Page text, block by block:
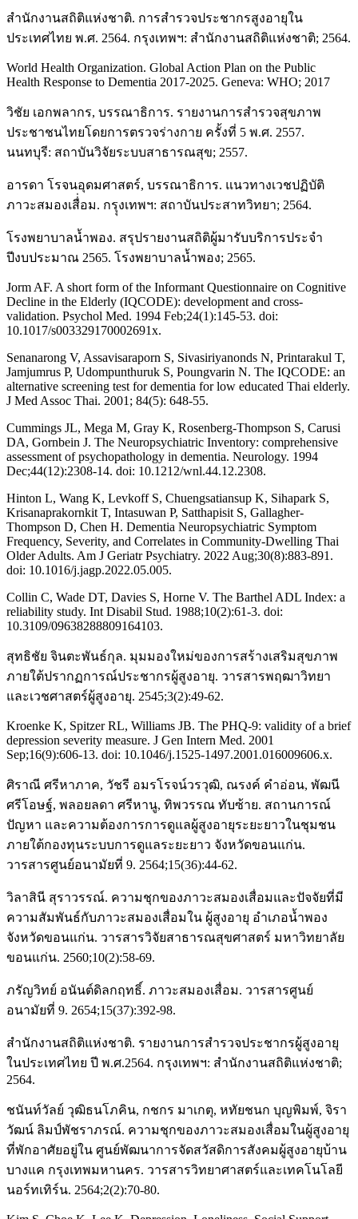
สำนักงานสถิติแห่งชาติ. การสำรวจประชากรสูงอายุใน
ประเทศไทย พ.ศ. 2564. กรุงเทพฯ: สำนักงานสถิติแห่งชาติ; 2564.
World Health Organization. Global Action Plan on the Public
Health Response to Dementia 2017-2025. Geneva: WHO; 2017
วิชัย เอกพลากร, บรรณาธิการ. รายงานการสำรวจสุขภาพ
ประชาชนไทยโดยการตรวจร่างกาย ครั้งที่ 5 พ.ศ. 2557.
นนทบุรี: สถาบันวิจัยระบบสาธารณสุข; 2557.
อารดา โรจนอุดมศาสตร์, บรรณาธิการ. แนวทางเวชปฏิบัติ
ภาวะสมองเสื่่อม. กรุุงเทพฯ: สถาบันประสาทวิทยา; 2564.
โรงพยาบาลน้ำพอง. สรุปรายงานสถิติผู้มารับบริการประจำ
ปีงบประมาณ 2565. โรงพยาบาลน้ำพอง; 2565.
Jorm AF. A short form of the Informant Questionnaire on Cognitive
Decline in the Elderly (IQCODE): development and cross-
validation. Psychol Med. 1994 Feb;24(1):145-53. doi:
10.1017/s003329170002691x.
Senanarong V, Assavisaraporn S, Sivasiriyanonds N, Printarakul T,
Jamjumrus P, Udompunthuruk S, Poungvarin N. The IQCODE: an
alternative screening test for dementia for low educated Thai elderly.
J Med Assoc Thai. 2001; 84(5): 648-55.
Cummings JL, Mega M, Gray K, Rosenberg-Thompson S, Carusi
DA, Gornbein J. The Neuropsychiatric Inventory: comprehensive
assessment of psychopathology in dementia. Neurology. 1994
Dec;44(12):2308-14. doi: 10.1212/wnl.44.12.2308.
Hinton L, Wang K, Levkoff S, Chuengsatiansup K, Sihapark S,
Krisanaprakornkit T, Intasuwan P, Satthapisit S, Gallagher-
Thompson D, Chen H. Dementia Neuropsychiatric Symptom
Frequency, Severity, and Correlates in Community-Dwelling Thai
Older Adults. Am J Geriatr Psychiatry. 2022 Aug;30(8):883-891.
doi: 10.1016/j.jagp.2022.05.005.
Collin C, Wade DT, Davies S, Horne V. The Barthel ADL Index: a
reliability study. Int Disabil Stud. 1988;10(2):61-3. doi:
10.3109/09638288809164103.
สุทธิชัย จินตะพันธ์กุล. มุมมองใหม่ของการสร้างเสริมสุขภาพ
ภายใต้ปรากฏการณ์ประชากรผู้สูงอายุ. วารสารพฤฒาวิทยา
และเวชศาสตร์ผู้สูงอายุ. 2545;3(2):49-62.
Kroenke K, Spitzer RL, Williams JB. The PHQ-9: validity of a brief
depression severity measure. J Gen Intern Med. 2001
Sep;16(9):606-13. doi: 10.1046/j.1525-1497.2001.016009606.x.
ศิราณี ศรีหาภาค, วัชรี อมรโรจน์วรวุฒิ, ณรงค์ คำอ่อน, พัฒนี
ศรีโอษฐ์, พลอยลดา ศรีหานู, ทิพวรรณ ทับซ้าย. สถานการณ์
ปัญหา และความต้องการการดูแลผู้สูงอายุระยะยาวในชุมชน
ภายใต้กองทุนระบบการดูแลระยะยาว จังหวัดขอนแก่น.
วารสารศูนย์อนามัยที่ 9. 2564;15(36):44-62.
วิลาสินี สุราวรรณ์. ความชุกของภาวะสมองเสื่อมและปัจจัยที่มี
ความสัมพันธ์กับภาวะสมองเสื่อมใน ผู้สูงอายุ อำเภอน้ำพอง
จังหวัดขอนแก่น. วารสารวิจัยสาธารณสุขศาสตร์ มหาวิทยาลัย
ขอนแก่น. 2560;10(2):58-69.
ภรัญวิทย์ อนันต์ดิลกฤทธิ์. ภาวะสมองเสื่อม. วารสารศูนย์
อนามัยที่ 9. 2654;15(37):392-98.
สำนักงานสถิติแห่งชาติ. รายงานการสำรวจประชากรผู้สูงอายุ
ในประเทศไทย ปี พ.ศ.2564. กรุงเทพฯ: สำนักงานสถิติแห่งชาติ;
2564.
ชนันท์วัลย์ วุฒิธนโภคิน, กชกร มาเกตุ, หทัยชนก บุญพิมพ์, จิรา
วัฒน์ ลิมป์พัชราภรณ์. ความชุกของภาวะสมองเสื่อมในผู้สูงอายุ
ที่พักอาศัยอยู่ใน ศูนย์พัฒนาการจัดสวัสดิการสังคมผู้สูงอายุบ้าน
บางแค กรุงเทพมหานคร. วารสารวิทยาศาสตร์และเทคโนโลยี
นอร์ทเทิร์น. 2564;2(2):70-80.